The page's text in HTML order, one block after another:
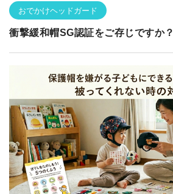
おでかけヘッドガード
衝撃緩和帽SG認証をご存じですか？